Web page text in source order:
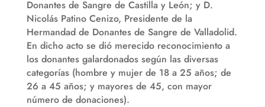
Donantes de Sangre de Castilla y León; y D.
Nicolás Patino Cenizo, Presidente de la
Hermandad de Donantes de Sangre de Valladolid.
En dicho acto se dió merecido reconocimiento a
los donantes galardonados según las diversas
categorías (hombre y mujer de 18 a 25 años; de
26 a 45 años; y mayores de 45, con mayor
número de donaciones).